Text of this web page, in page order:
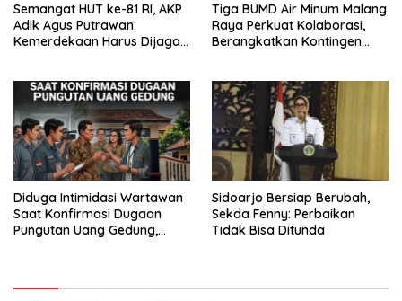
Semangat HUT ke-81 RI, AKP
Adik Agus Putrawan:
Kemerdekaan Harus Dijaga
Tiga BUMD Air Minum Malang
Raya Perkuat Kolaborasi,
Berangkatkan Kontingen
Diduga Intimidasi Wartawan
Saat Konfirmasi Dugaan
Pungutan Uang Gedung,
Sidoarjo Bersiap Berubah,
Sekda Fenny: Perbaikan
Tidak Bisa Ditunda